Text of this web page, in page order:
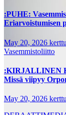
:PUHE:
Eriarvoistumisen
May 20, 2026
Vasemmistoliitto
:KIRJALLINEN
Missä viipyy
May 20, 2026